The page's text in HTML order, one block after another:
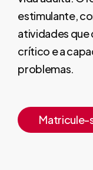
estimulante,
atividades que
crítico e a
problemas.
Matricule-